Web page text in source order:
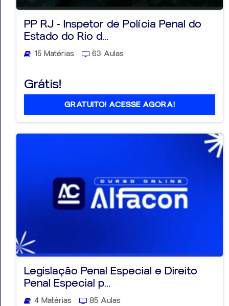
PP RJ - Inspetor de Polícia Penal do
Estado do Rio d...
15 Matérias 63 Aulas
Grátis!
GRATUITO! ACESSE AGORA!
Legislação Penal Especial e Direito
Penal Especial p...
4 Matérias 85 Aulas